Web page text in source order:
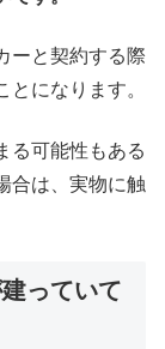
ーと契約する際
になります。
る可能性もある
合は、実物に触
っていて